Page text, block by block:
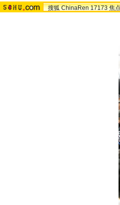
搜狐 ChinaRen 17173 焦